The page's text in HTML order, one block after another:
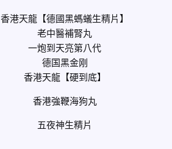
香港天龍【德國黑螞蟻生精片】
老中醫補腎丸
一炮到天亮第八代
德国黑金刚
香港天龍【硬到底】
香港強鞭海狗丸
五夜神生精片